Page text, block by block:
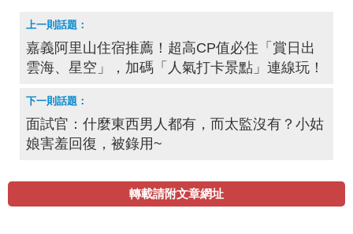
嘉義阿里山住宿推薦！超高CP值必住「賞日出
雲海、星空」，加碼「人氣打卡景點」連線玩！
面試官：什麼東西男人都有，而太監沒有？小姑
娘害羞回復，被錄用~
轉載請附文章網址